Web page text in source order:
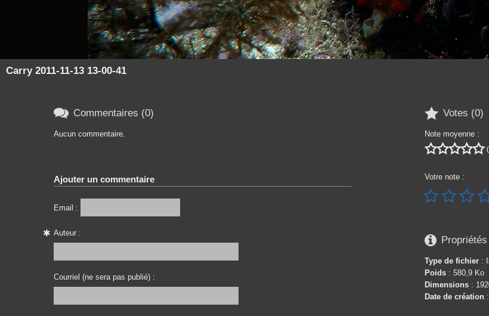
Carry 2011-11-13 13-00-41
 Votes (0)
Note moyenne :

Votre note :

 Propriétés
Type de fichier :
Poids : 580,9 Ko
Dimensions :
Date de création :
 Commentaires (0)
Aucun commentaire.
Ajouter un commentaire
Email :
Auteur :
Courriel (ne sera pas publié) :